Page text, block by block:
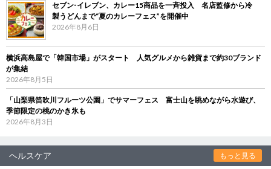
セブン‐イレブン、カレー15商品を一斉投入 名店監修から冷
製うどんまで“夏のカレーフェス”を開催中
2026年8月6日
横浜高島屋で「韓国市場」がスタート 人気グルメから雑貨まで約30ブランド
が集結
2026年8月5日
「山梨県笛吹川フルーツ公園」でサマーフェス 富士山を眺めながら水遊び、
季節限定の桃のかき氷も
2026年8月3日
ヘルスケア もっと見る